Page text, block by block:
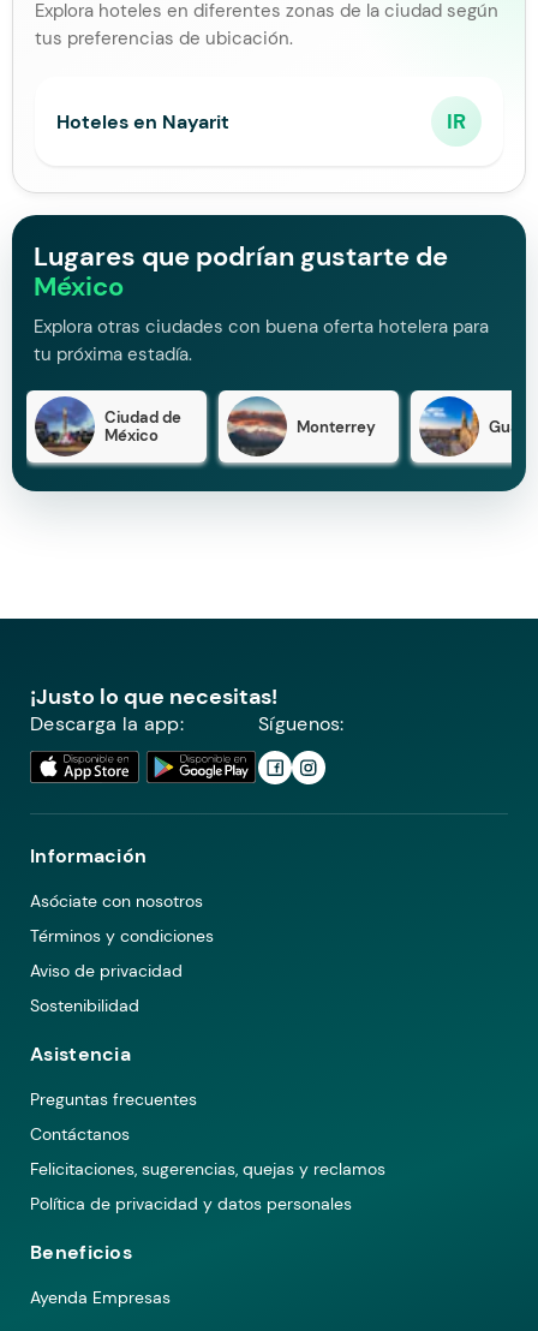
Explora hoteles en diferentes zonas de la ciudad según
tus preferencias de ubicación.
Hoteles en Nayarit IR
Lugares que podrían gustarte de
México
Explora otras ciudades con buena oferta hotelera para
tu próxima estadía.
Ciudad de
México
Monterrey
¡Justo lo que necesitas!
Descarga la app: Síguenos:
Información
Asóciate con nosotros
Términos y condiciones
Aviso de privacidad
Sostenibilidad
Asistencia
Preguntas frecuentes
Contáctanos
Felicitaciones, sugerencias, quejas y reclamos
Política de privacidad y datos personales
Beneficios
Ayenda Empresas